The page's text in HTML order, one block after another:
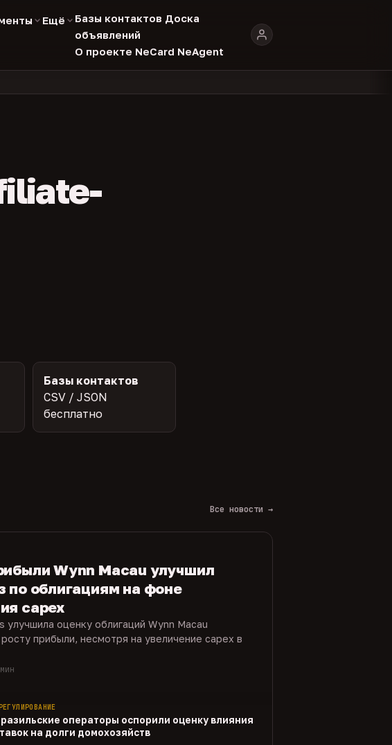
Ещё Базы контактов Доска
объявлений
О проекте NeCard NeAgent
Базы контактов
CSV / JSON
бесплатно
Все новости →
Wynn Macau улучшил
по облигациям на фоне
capex
улучшила оценку облигаций Wynn Macau
прибыли, несмотря на увеличение capex в
РЕГУЛИРОВАНИЕ
операторы оспорили оценку влияния
на долги домохозяйств